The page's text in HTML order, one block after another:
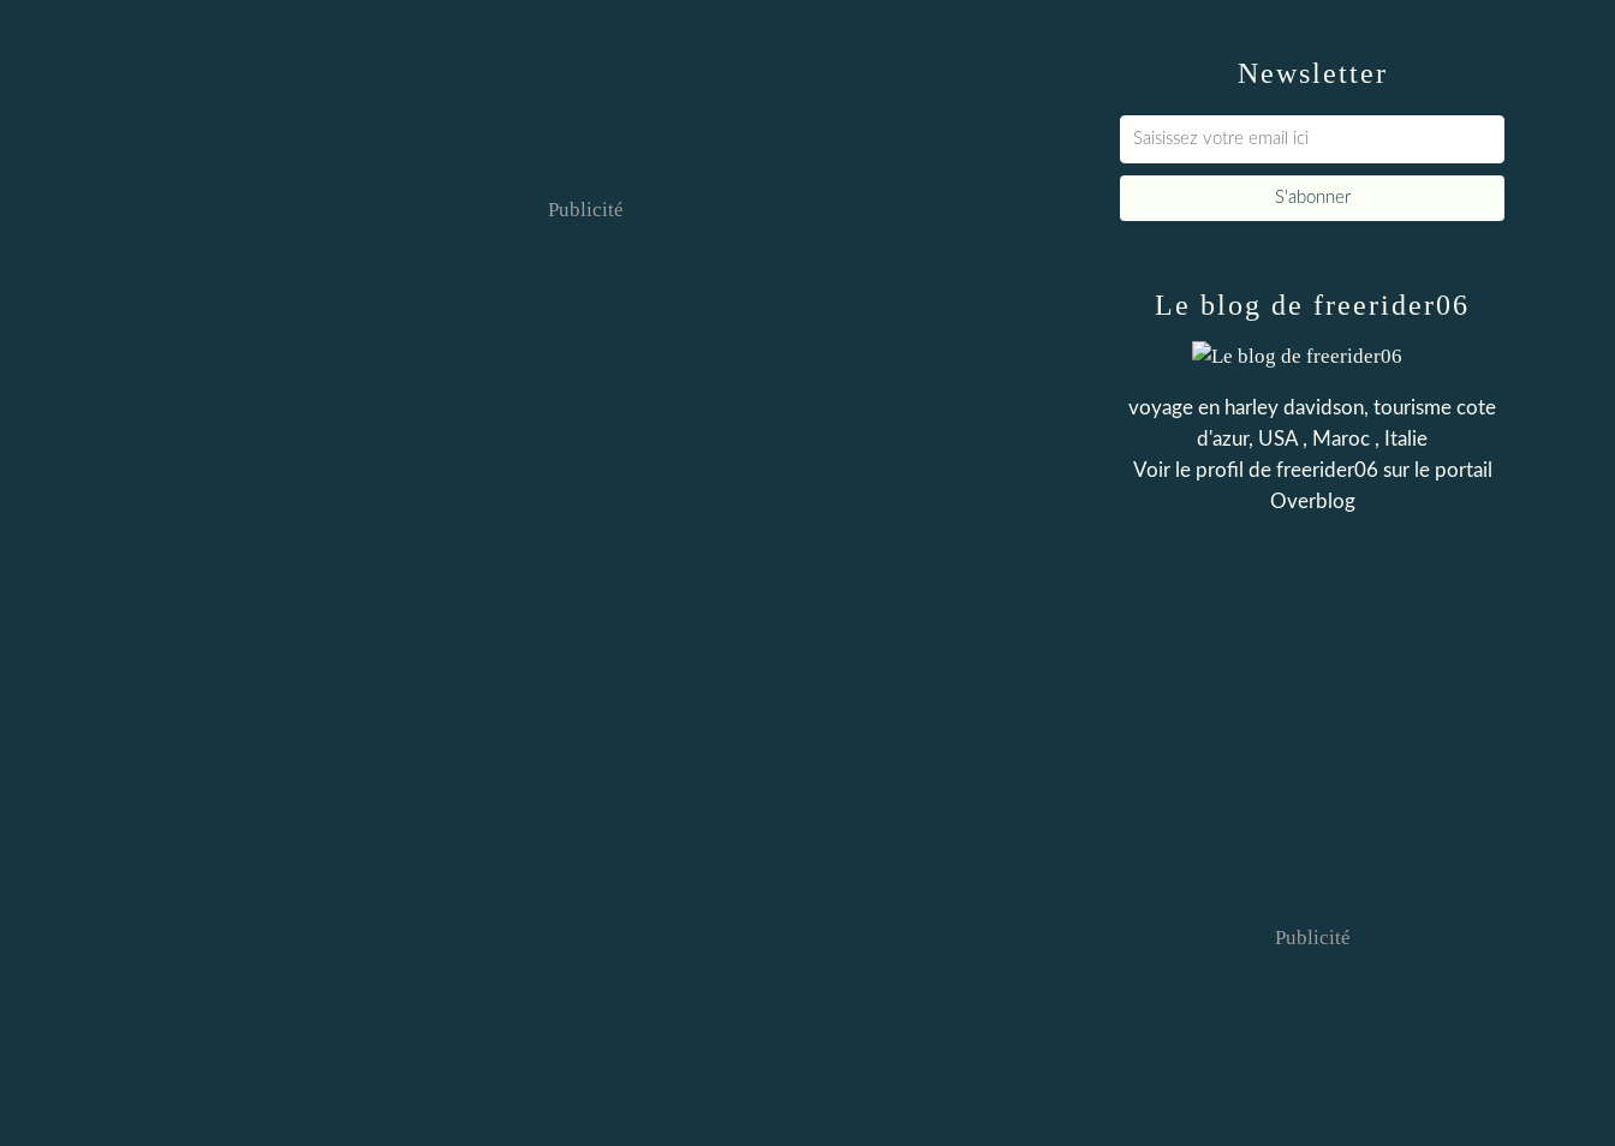
Publicité
Newsletter
Le blog de freerider06
voyage en harley davidson, tourisme cote
d'azur, USA , Maroc , Italie
Voir le profil de freerider06 sur le portail
Overblog
Publicité